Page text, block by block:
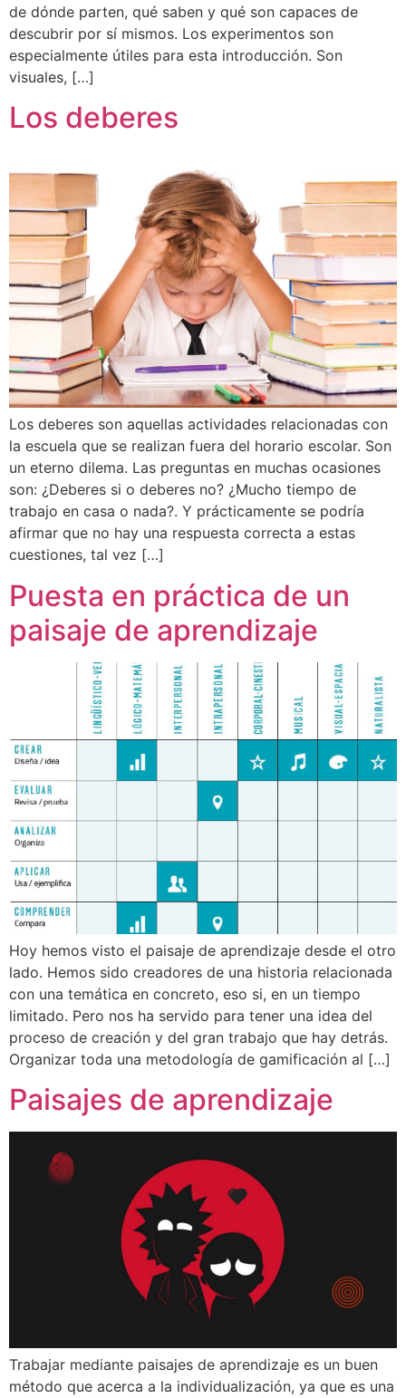
de dónde parten, qué saben y qué son capaces de
descubrir por sí mismos. Los experimentos son
especialmente útiles para esta introducción. Son
visuales, […]
Los deberes
Los deberes son aquellas actividades relacionadas con
la escuela que se realizan fuera del horario escolar. Son
un eterno dilema. Las preguntas en muchas ocasiones
son: ¿Deberes si o deberes no? ¿Mucho tiempo de
trabajo en casa o nada?. Y prácticamente se podría
afirmar que no hay una respuesta correcta a estas
cuestiones, tal vez […]
Puesta en práctica de un
paisaje de aprendizaje
Hoy hemos visto el paisaje de aprendizaje desde el otro
lado. Hemos sido creadores de una historia relacionada
con una temática en concreto, eso si, en un tiempo
limitado. Pero nos ha servido para tener una idea del
proceso de creación y del gran trabajo que hay detrás.
Organizar toda una metodología de gamificación al […]
Paisajes de aprendizaje
Trabajar mediante paisajes de aprendizaje es un buen
método que acerca a la individualización, ya que es una